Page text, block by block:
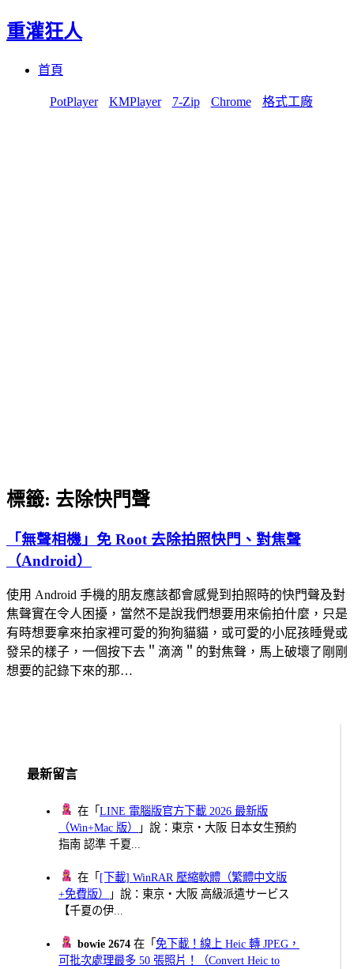
重灌狂人
首頁
PotPlayer KMPlayer 7-Zip Chrome 格式工廠
標籤: 去除快門聲
「無聲相機」免 Root 去除拍照快門、對焦聲
（Android）
使用 Android 手機的朋友應該都會感覺到拍照時的快門聲及對
焦聲實在令人困擾，當然不是說我們想要用來偷拍什麼，只是
有時想要拿來拍家裡可愛的狗狗貓貓，或可愛的小屁孩睡覺或
發呆的樣子，一個按下去＂滴滴＂的對焦聲，馬上破壞了剛剛
想要的記錄下來的那…
最新留言
在「LINE 電腦版官方下載 2026 最新版
（Win+Mac 版）
」說：東京・大阪 日本女生預約
指南 認準 千夏...
在「 [下載] WinRAR 壓縮軟體（繁體中文版
+免費版）
」說：東京・大阪 高級派遣サービス
【千夏の伊...
bowie 2674 在「免下載！線上 Heic 轉 JPEG，
可批次處理最多 50 張照片！（Convert Heic to